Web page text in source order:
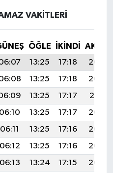
VAKITLERI
ÖĞLE İKINDI
13:25 17:18
20:33
13:25 17:18
20:32
13:25 17:17
20:31
06:10 13:25 17:17
20:29
06:11 13:25 17:16
20:28
06:12 13:25 17:16
20:27
06:13 13:24 17:15
20:26